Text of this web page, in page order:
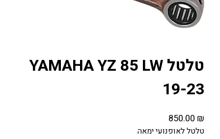
טלטל YAMAHA YZ 85 LW
19-23
850.00 ₪
טלטל לאופנועי ימאה